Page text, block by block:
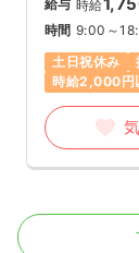
給与 時給
時間 9:00～
土日祝休み
時給2,000円
訪問診療 正